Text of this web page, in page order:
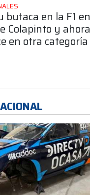
butaca en la F1 en
Colapinto y ahora
en otra categoría